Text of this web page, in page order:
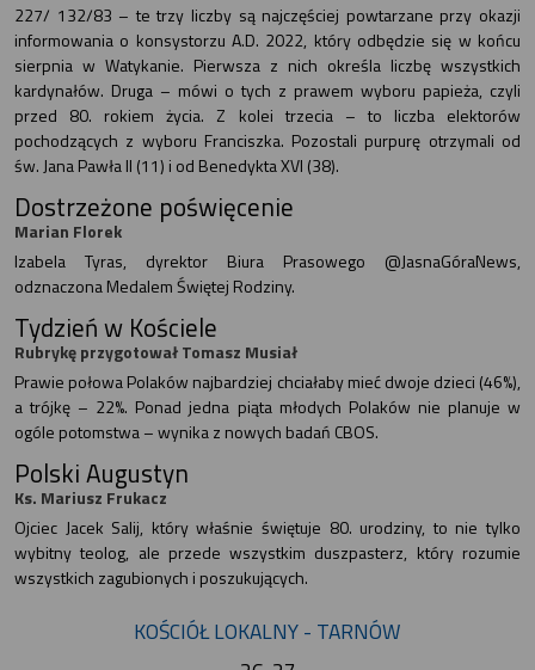
227/ 132/83 – te trzy liczby są najczęściej powtarzane przy okazji
informowania o konsystorzu A.D. 2022, który odbędzie się w końcu
sierpnia w Watykanie. Pierwsza z nich określa liczbę wszystkich
kardynałów. Druga – mówi o tych z prawem wyboru papieża, czyli
przed 80. rokiem życia. Z kolei trzecia – to liczba elektorów
pochodzących z wyboru Franciszka. Pozostali purpurę otrzymali od
św. Jana Pawła II (11) i od Benedykta XVI (38).
Dostrzeżone poświęcenie
Marian Florek
Izabela Tyras, dyrektor Biura Prasowego @JasnaGóraNews,
odznaczona Medalem Świętej Rodziny.
Tydzień w Kościele
Rubrykę przygotował Tomasz Musiał
Prawie połowa Polaków najbardziej chciałaby mieć dwoje dzieci (46%),
a trójkę – 22%. Ponad jedna piąta młodych Polaków nie planuje w
ogóle potomstwa – wynika z nowych badań CBOS.
Polski Augustyn
Ks. Mariusz Frukacz
Ojciec Jacek Salij, który właśnie świętuje 80. urodziny, to nie tylko
wybitny teolog, ale przede wszystkim duszpasterz, który rozumie
wszystkich zagubionych i poszukujących.
KOŚCIÓŁ LOKALNY - TARNÓW